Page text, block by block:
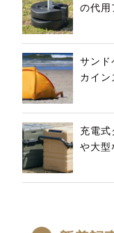
の代用
サンド
カイン
充電
や大型